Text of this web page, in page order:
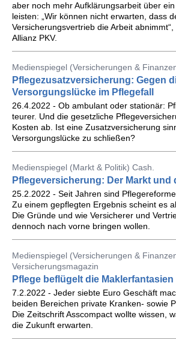
aber noch mehr Aufklärungsarbeit über
leisten: „Wir können nicht erwarten, dass
Versicherungsvertrieb die Arbeit
Allianz PKV.
Medienspiegel (Versicherungen &
Pflegezusatzversicherung: Gegen
Versorgungslücke im Pflegefall
26.4.2022 - Ob ambulant oder stationär:
teurer. Und die gesetzliche
Kosten ab. Ist eine Zusatzversicherung
Versorgungslücke zu schließen?
Medienspiegel (Markt & Politik) Cash.
Pflegeversicherung: Der Markt und
25.2.2022 - Seit Jahren sind
Zu einem gepflegten Ergebnis scheint es
Die Gründe und wie Versicherer und
dennoch nach vorne bringen wollen.
Medienspiegel (Versicherungen &
Versicherungsmagazin
Pflege beflügelt die Maklerfantasien
7.2.2022 - Jeder siebte Euro Geschäft
beiden Bereichen private Kranken- sowie
Die Zeitschrift Asscompact wollte wissen,
die Zukunft erwarten.